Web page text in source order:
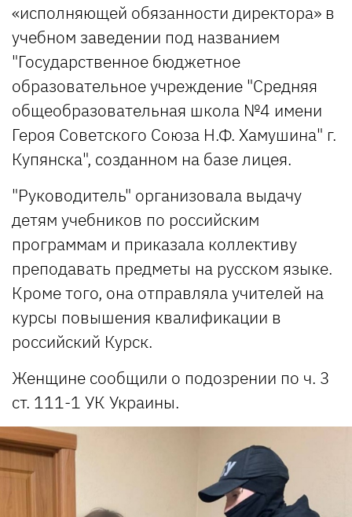
«исполняющей обязанности директора» в
учебном заведении под названием
"Государственное бюджетное
образовательное учреждение "Средняя
общеобразовательная школа №4 имени
Героя Советского Союза Н.Ф. Хамушина" г.
Купянска", созданном на базе лицея.
"Руководитель" организовала выдачу
детям учебников по российским
программам и приказала коллективу
преподавать предметы на русском языке.
Кроме того, она отправляла учителей на
курсы повышения квалификации в
российский Курск.
Женщине сообщили о подозрении по ч. 3
ст. 111-1 УК Украины.